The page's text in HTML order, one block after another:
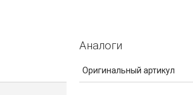
Аналоги
Оригинальный артикул